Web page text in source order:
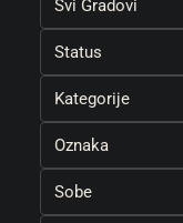
Svi Gradovi
Status
Kategorije
Oznaka
Sobe